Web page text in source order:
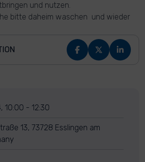
und nutzen.
bitte daheim waschen und wieder
10:00 - 12:30
13, 73728 Esslingen am